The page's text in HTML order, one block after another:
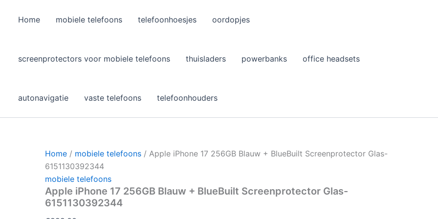
Home mobiele telefoons telefoonhoesjes oordopjes
screenprotectors voor mobiele telefoons thuisladers powerbanks office headsets
autonavigatie vaste telefoons telefoonhouders
Home / mobiele telefoons / Apple iPhone 17 256GB Blauw + BlueBuilt Screenprotector Glas-
6151130392344
mobiele telefoons
Apple iPhone 17 256GB Blauw + BlueBuilt Screenprotector Glas-
6151130392344